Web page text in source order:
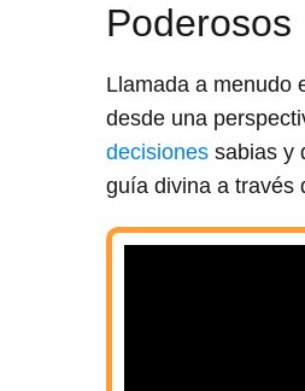
Poderosos
Llamada a menudo
desde una
decisiones sabias y
guía divina a través